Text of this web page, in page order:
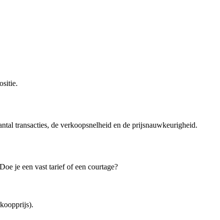
transacties, de verkoopsnelheid en de prijsnauwkeurigheid.
je een vast tarief of een courtage?